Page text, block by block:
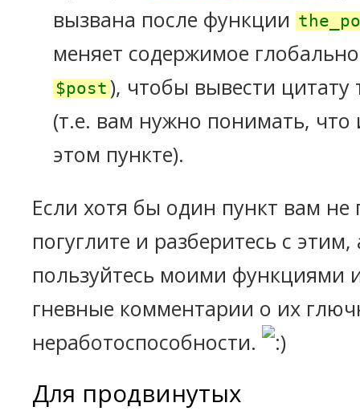
вызвана после функции
меняет содержимое
$post), чтобы вывести цитату
(т.е. вам нужно понимать, что
этом пункте).
Если хотя бы один пункт вам не
погуглите и разберитесь с
пользуйтесь моими функциями
гневные комментарии о их
неработоспособности.
Для продвинутых